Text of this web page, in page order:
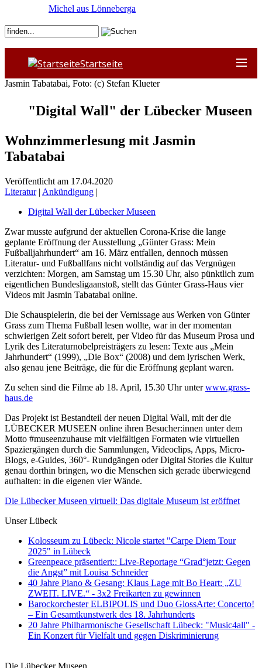
Startseite
Jasmin Tabatabai, Foto: (c) Stefan Klueter
"Digital Wall" der Lübecker Museen
Wohnzimmerlesung mit Jasmin
Tabatabai
Veröffentlicht am 17.04.2020
Literatur| Ankündigung |
Digital Wall der Lübecker Museen
Zwar musste aufgrund der aktuellen Corona-Krise die lange
geplante Eröffnung der Ausstellung „Günter Grass: Mein
Fußballjahrhundert“ am 16. März entfallen, dennoch müssen
Literatur- und Fußballfans nicht vollständig auf das Vergnügen
verzichten: Morgen, am Samstag um 15.30 Uhr, also pünktlich zum
eigentlichen Bundesligaanstoß, stellt das Günter Grass-Haus vier
Videos mit Jasmin Tabatabai online.
Die Schauspielerin, die bei der Vernissage aus Werken von Günter
Grass zum Thema Fußball lesen wollte, war in der momentan
schwierigen Zeit sofort bereit, per Video für das Museum Prosa und
Lyrik des Literaturnobelpreisträgers zu lesen: Texte aus „Mein
Jahrhundert“ (1999), „Die Box“ (2008) und dem lyrischen Werk,
also genau jene Beiträge, die für die Eröffnung geplant waren.
Zu sehen sind die Filme ab 18. April, 15.30 Uhr unterwww.grass-
haus.de
Das Projekt ist Bestandteil der neuen Digital Wall, mit der die
LÜBECKER MUSEEN online ihren Besucher:innen unter dem
Motto #museenzuhause mit vielfältigen Formaten wie virtuellen
Spaziergängen durch die Sammlungen, Videoclips, Apps, Micro-
Blogs, e-Guides, 360°- Rundgängen oder Digital Stories die Kultur
genau dorthin bringen, wo die Menschen sich gerade überwiegend
aufhalten: in die eigenen vier Wände.
Die Lübecker Museen virtuell: Das digitale Museum ist eröffnet
Unser Lübeck
Kolosseum zu Lübeck: Nicole startet "Carpe Diem Tour
2025" in Lübeck
Greenpeace präsentiert:: Live-Reportage “Grad°jetzt: Gegen
die Angst” mit Louisa Schneider
40 Jahre Piano & Gesang: Klaus Lage mit Bo Heart: „ZU
ZWEIT. LIVE.“ - 3x2 Freikarten zu gewinnen
Barockorchester ELBIPOLIS und Duo GlossArte: Concerto!
– Ein Gesamtkunstwerk des 18. Jahrhunderts
20 Jahre Philharmonische Gesellschaft Lübeck: "Music4all" -
Ein Konzert für Vielfalt und gegen Diskriminierung
Die Lübecker Museen
Michel aus Lönneberga